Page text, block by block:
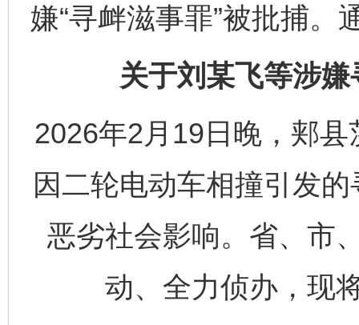
嫌“寻衅滋事罪”被批捕。
关于刘某飞等涉
2026年2月19日晚，郏
因二轮电动车相撞引发
恶劣社会影响。省、市
动、全力侦办，现